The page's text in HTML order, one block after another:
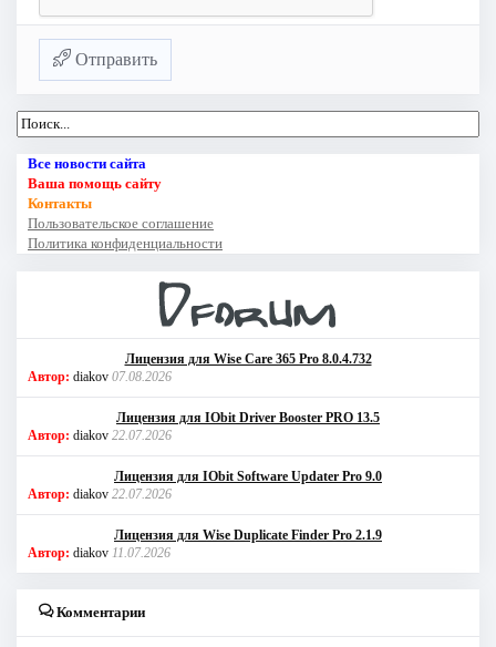
Отправить
Все новости сайта
Ваша помощь сайту
Контакты
Пользовательское соглашение
Политика конфиденциальности
Лицензия для Wise Care 365 Pro 8.0.4.732
Автор: diakov 07.08.2026
Лицензия для IObit Driver Booster PRO 13.5
Автор: diakov 22.07.2026
Лицензия для IObit Software Updater Pro 9.0
Автор: diakov 22.07.2026
Лицензия для Wise Duplicate Finder Pro 2.1.9
Автор: diakov 11.07.2026
Комментарии